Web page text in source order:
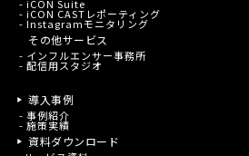
- iCON Suite
- iCON CASTレポーティング
- Instagramモニタリング
その他サービス
- インフルエンサー事務所
- 配信用スタジオ
導入事例
- 事例紹介
- 施策実績
資料ダウンロード